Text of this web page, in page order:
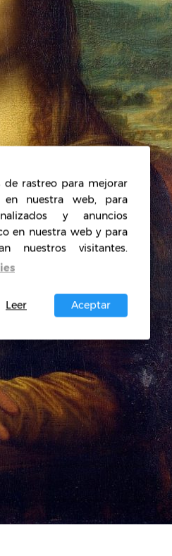
de rastreo para mejorar
en nuestra web, para
y anuncios
en nuestra web y para
nuestros visitantes.
Aceptar
Leer